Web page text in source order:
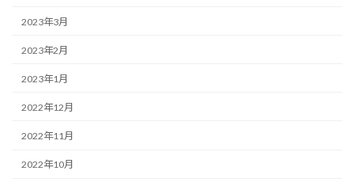
2023年3月
2023年2月
2023年1月
2022年12月
2022年11月
2022年10月